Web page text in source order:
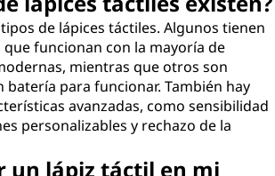
de lápices táctiles. Algunos tienen
funcionan con la mayoría de
mientras que otros son
batería para funcionar. También hay
avanzadas, como sensibilidad
personalizables y rechazo de la
un lápiz táctil en mi